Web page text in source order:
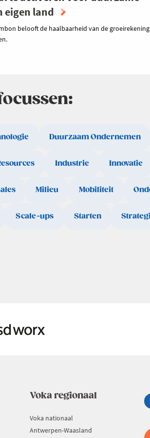
eigen land
belooft de haalbaarheid van de
Duurzaam Ondernemen
Industrie Innovatie
Milieu Mobiliteit
Scale-ups Starten
Voka regionaal
Voka nationaal
Antwerpen-Waasland